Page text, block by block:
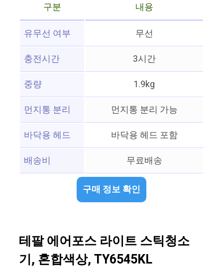
구분
내용
유무선 여부
무선
충전시간
3시간
중량
1.9kg
먼지통 분리
먼지통 분리 가능
바닥용 헤드
바닥용 헤드 포함
배송비
무료배송
구매 정보 확인
테팔 에어포스 라이트 스틱청소
기, 혼합색상, TY6545KL